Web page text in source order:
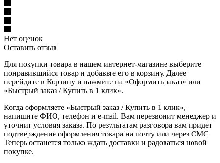
Нет оценок
Оставить отзыв
Для покупки товара в нашем интернет-магазине выберите
понравившийся товар и добавьте его в корзину. Далее
перейдите в Корзину и нажмите на «Оформить заказ» или
«Быстрый заказ / Купить в 1 клик».
Когда оформляете «Быстрый заказ / Купить в 1 клик»,
напишите ФИО, телефон и e-mail. Вам перезвонит менеджер и
уточнит условия заказа. По результатам разговора вам придет
подтверждение оформления товара на почту или через СМС.
Теперь останется только ждать доставки и радоваться новой
покупке.